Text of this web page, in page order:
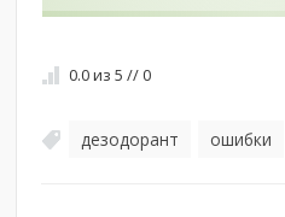
0.0из5 // 0
дезодорант ошибки